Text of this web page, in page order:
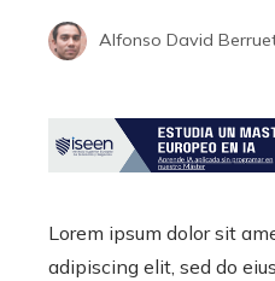
Alfonso David
Lorem ipsum dolor sit
adipiscing elit, sed do